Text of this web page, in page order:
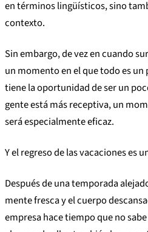
en términos lingüísticos, sino
contexto.
Sin embargo, de vez en cuando
un momento en el que todo es un
tiene la oportunidad de ser un
gente está más receptiva, un
será especialmente eficaz.
Y el regreso de las vacaciones es
Después de una temporada
mente fresca y el cuerpo
empresa hace tiempo que no